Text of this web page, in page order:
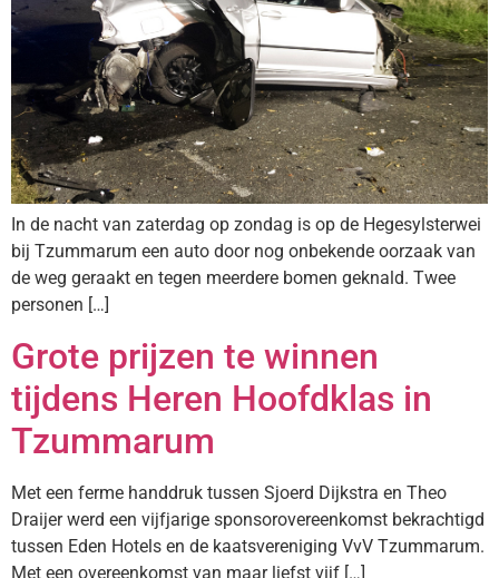
In de nacht van zaterdag op zondag is op de Hegesylsterwei
bij Tzummarum een auto door nog onbekende oorzaak van
de weg geraakt en tegen meerdere bomen geknald. Twee
personen […]
Grote prijzen te winnen
tijdens Heren Hoofdklas in
Tzummarum
Met een ferme handdruk tussen Sjoerd Dijkstra en Theo
Draijer werd een vijfjarige sponsorovereenkomst bekrachtigd
tussen Eden Hotels en de kaatsvereniging VvV Tzummarum.
Met een overeenkomst van maar liefst vijf […]